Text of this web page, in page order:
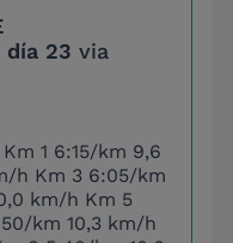
día 23 via
1 6:15/km 9,6
h Km 3 6:05/km
km/h Km 5
km 10,3 km/h